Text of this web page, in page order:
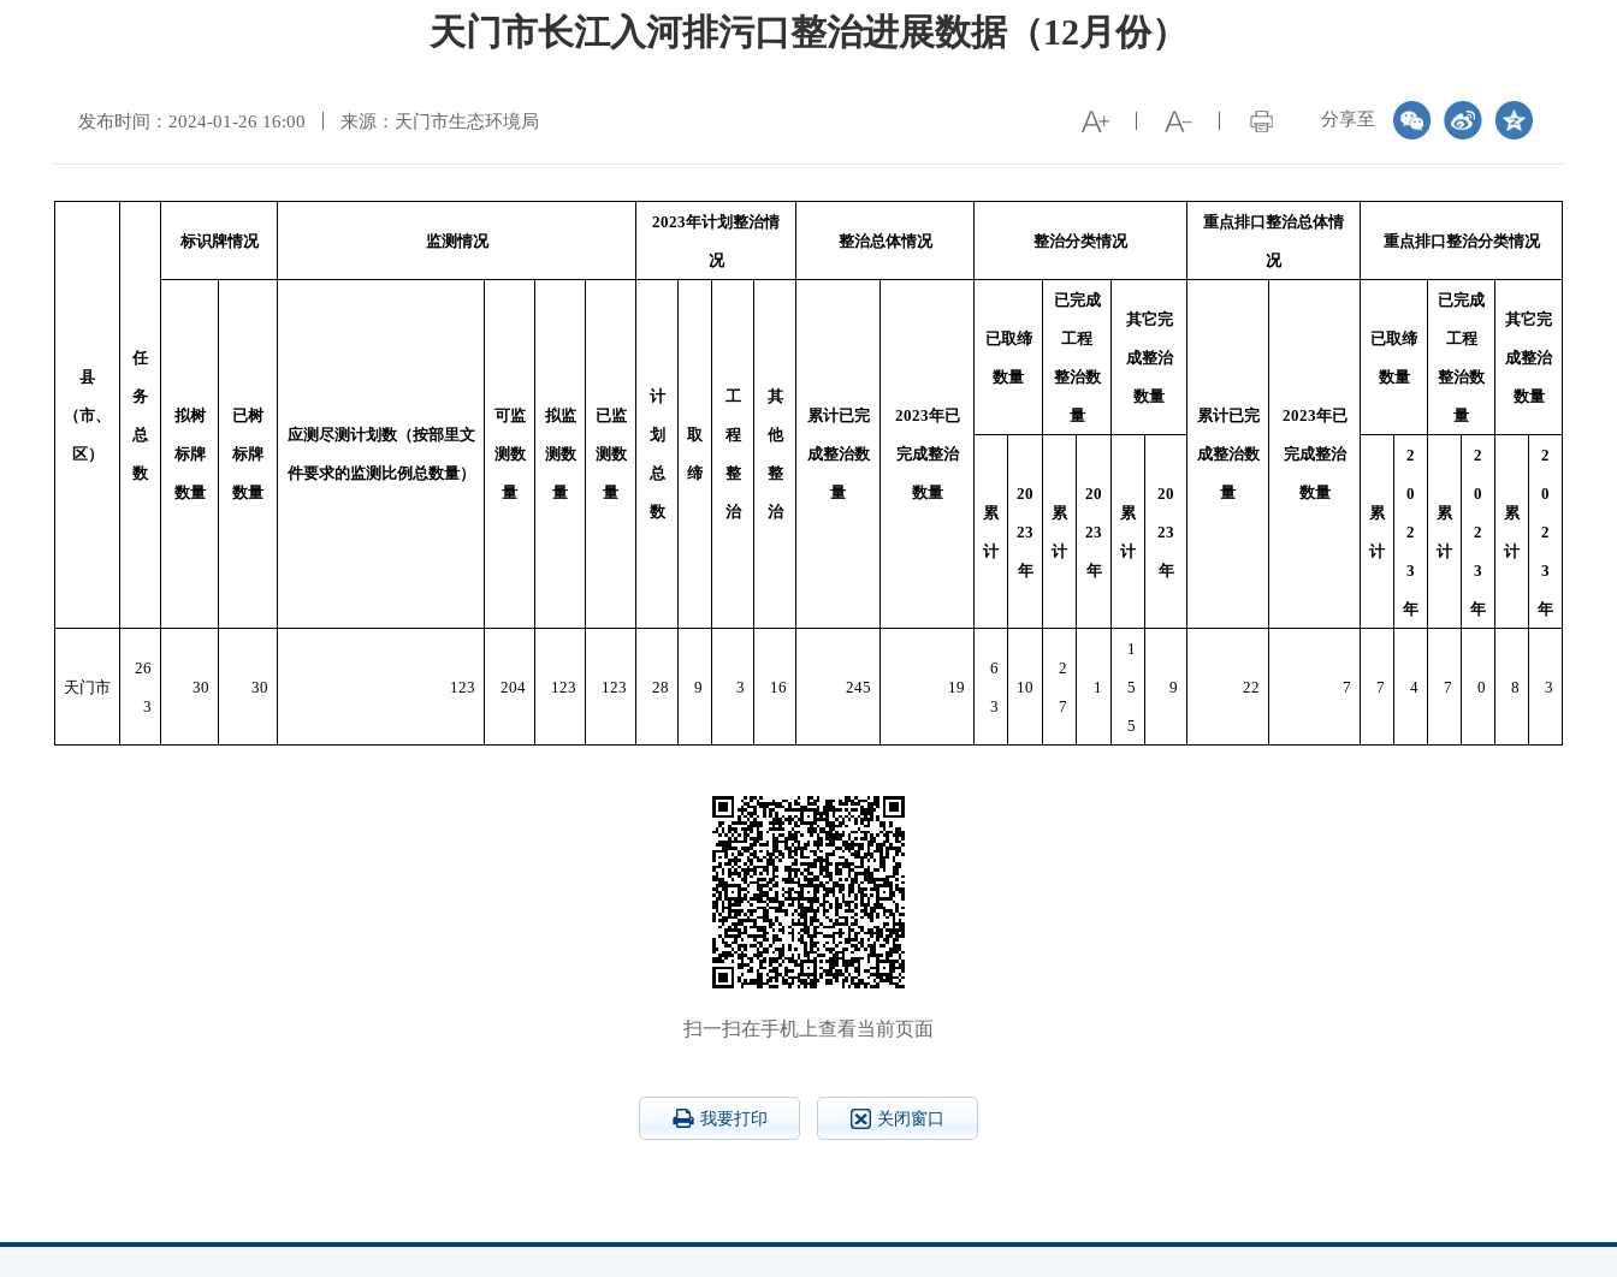
天门市长江入河排污口整治进展数据（12月份）
分享至
发布时间：2024-01-26 16:00 来源：天门市生态环境局
县
（市、
区）
任
务
总
数
标识牌情况 监测情况
2023年计划整治情
况
整治总体情况 整治分类情况
重点排口整治总体情
况
重点排口整治分类情况
拟树
标牌
数量
已树
标牌
数量
应测尽测计划数（按部里文
件要求的监测比例总数量）
可监
测数
量
拟监
测数
量
已监
测数
量
计
划
总
数
取
缔
工
程
整
治
其
他
整
治
累计已完
成整治数
量
2023年已
完成整治
数量
已取缔
数量
已完成
工程
整治数
量
其它完
成整治
数量
累计已完
成整治数
量
2023年已
完成整治
数量
已取缔
数量
已完成
工程
整治数
量
其它完
成整治
数量
累
计
20
23
年
累
计
20
23
年
累
计
20
23
年
累
计
2
0
2
3
年
累
计
2
0
2
3
年
累
计
2
0
2
3
年
天门市
26
3
30 30 123 204 123 123 28 9 3 16 245 19
6
3
10
2
7
1
1
5
5
9 22 7 7 4 7 0 8 3
扫一扫在手机上查看当前页面
我要打印 关闭窗口